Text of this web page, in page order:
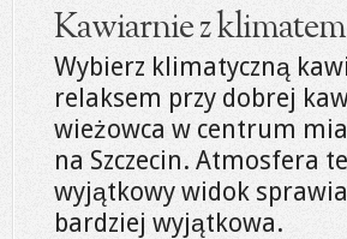
Kawiarnie z klimatem
Wybierz klimatyczną
relaksem przy dobrej
wieżowca w centrum
na Szczecin. Atmosfera
wyjątkowy widok
bardziej wyjątkowa.